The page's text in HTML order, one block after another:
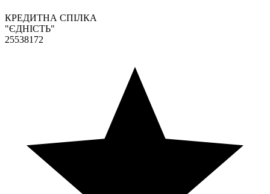
КРЕДИТНА СПІЛКА
"ЄДНІСТЬ"
25538172